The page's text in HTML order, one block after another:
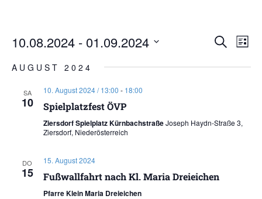
SucheList
10.08.2024 - 01.09.2024
wählen.
AUGUST 2024
SA
10
10. August 2024 / 13:00 - 18:00
Spielplatzfest ÖVP
Ziersdorf Spielplatz KürnbachstraßeJoseph Haydn-Straße 3,
Ziersdorf, Niederösterreich
DO
15
15. August 2024
Fußwallfahrt nach Kl. Maria Dreieichen
Pfarre Klein Maria Dreieichen